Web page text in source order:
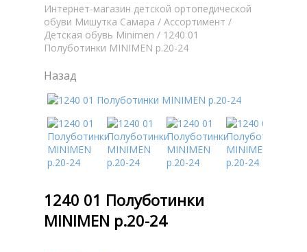
Интернет-магазин детской ортопедической
обуви Мишутка Самара / Aссортимент /
Детская обувь Minimen / 1240 01
Полуботинки MINIMEN р.20-24
Назад
1240 01 Полуботинки
MINIMEN р.20-24